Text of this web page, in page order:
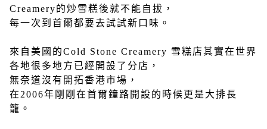
Creamery的炒雪糕後就不能自拔，
每一次到首爾都要去試試新口味。
來自美國的Cold Stone Creamery 雪糕店其實在世界
各地很多地方已經開設了分店，
無奈道沒有開拓香港市場，
在2006年剛剛在首爾鐘路開設的時候更是大排長
籠。